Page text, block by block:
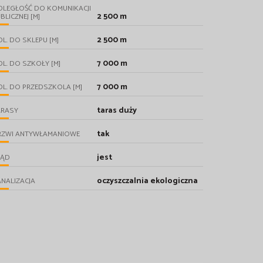
DO KOMUNIKACJI
[M] 2 500 m
DO SKLEPU [M] 2 500 m
DO SZKOŁY [M] 7 000 m
DO PRZEDSZKOLA [M] 7 000 m
taras duży
ANTYWŁAMANIOWE tak
jest
oczyszczalnia ekologiczna